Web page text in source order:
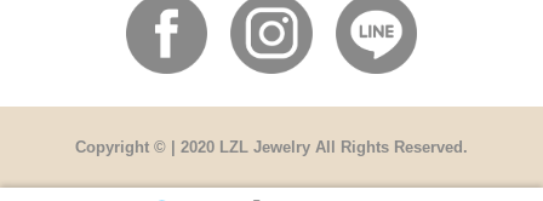
Copyright © | 2020 LZL Jewelry All Rights Reserved.